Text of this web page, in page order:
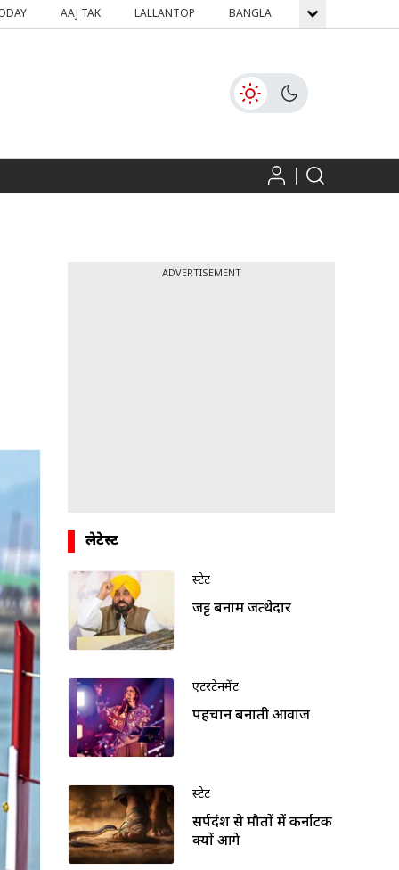
AAJ TAK LALLANTOP BANGLA GNTTV
ADVERTISEMENT
लेटेस्ट
स्टेट
जट्ट बनाम जत्थेदार
एंटरटेनमेंट
पहचान बनाती आवाज
स्टेट
सर्पदंश से मौतों में कर्नाटक
क्यों आगे